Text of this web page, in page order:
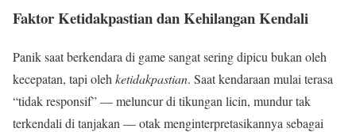
Faktor Ketidakpastian dan Kehilangan Kendali
Panik saat berkendara di game sangat sering dipicu bukan oleh
kecepatan, tapi oleh ketidakpastian. Saat kendaraan mulai terasa
“tidak responsif” — meluncur di tikungan licin, mundur tak
terkendali di tanjakan — otak menginterpretasikannya sebagai